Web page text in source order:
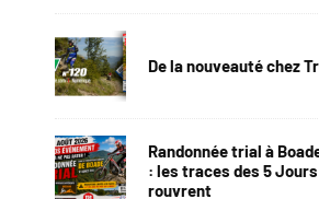
De la nouveauté chez
Randonnée trial à
: les traces des 5 Jours
rouvrent